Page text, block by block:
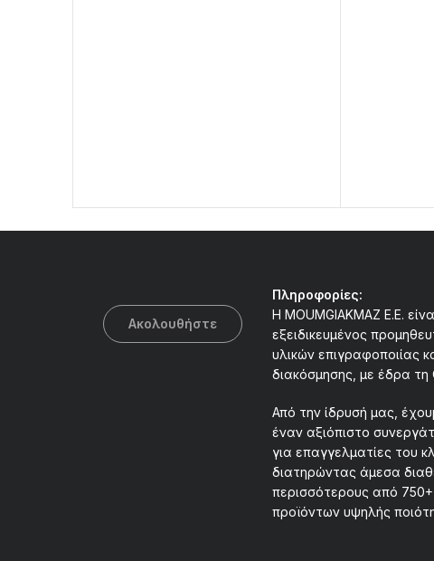
Ακολουθήστε
Πληροφορίες:
Η MOUMGIAKMAZ E.E.
εξειδικευμένος
υλικών επιγραφοποιίας
διακόσμησης, με έδρα τη
Από την ίδρυσή μας,
έναν αξιόπιστο
για επαγγελματίες του
διατηρώντας άμεσα
περισσότερους από 750+
προϊόντων υψηλής